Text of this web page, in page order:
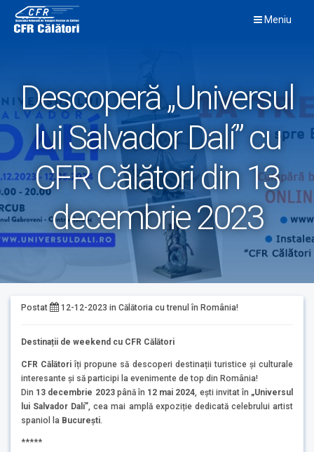
content
Meniu
Descoperă „Universul
lui Salvador Dalí” cu
CFR Călători din 13
decembrie 2023
Postat 12-12-2023 in Călătoria cu trenul în România!
Destinații de weekend cu CFR Călători
CFR Călători îți propune să descoperi destinații turistice și culturale
interesante și să participi la evenimente de top din România!
Din 13 decembrie 2023până în 12 mai 2024 , ești invitat în „Universul
lui Salvador Dalí” , cea mai amplă expoziție dedicată celebrului artist
spaniol la București
*****